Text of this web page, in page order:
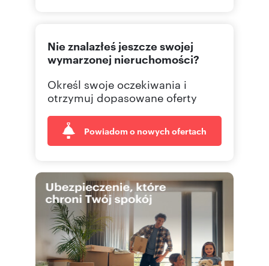
576444 Pokaż telefon
728 95 Pokaż telefon
Nie znalazłeś jeszcze swojej
wymarzonej nieruchomości?
Określ swoje oczekiwania i
otrzymuj dopasowane oferty
Powiadom o nowych ofertach